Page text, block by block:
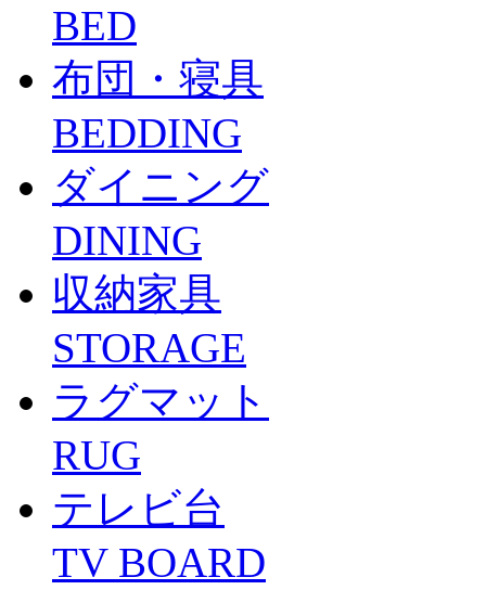
BED
布団・寝具
BEDDING
ダイニング
DINING
収納家具
STORAGE
ラグマット
RUG
テレビ台
TV BOARD